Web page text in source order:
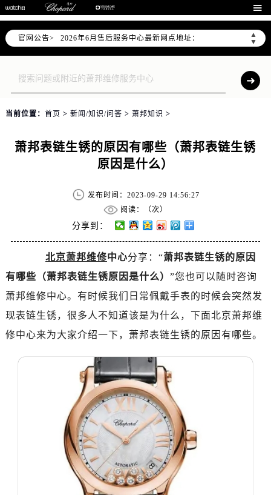

官网公告>
▲
▼
2026年6月北京市售后服务网络优化升级公告
2026年6月北京市官方售后客户服务热线：
2026年6月售后服务中心最新网点地址：
北京市东城区东长安街1号东方广场写字楼W3座6层602室（需提前预约）
北京市朝阳区建国门外大街甲6号华熙国际中心写字楼D座11层1102室（需提前预约）
北京市朝阳区建国门外大街甲6号华熙国际中心D座11层1102室售后服务中心（需提前预约）
当前位置： 首页 > 新闻/知识/问答 > 萧邦知识 >
萧邦表链生锈的原因有哪些（萧邦表链生锈
原因是什么）
发布时间：2023-09-29 14:56:27
阅读：（次）
分享到：
北京萧邦维修中心分享：“萧邦表链生锈的原因
有哪些（萧邦表链生锈原因是什么） ”您也可以随时咨询
萧邦维修中心。有时候我们日常佩戴手表的时候会突然发
现表链生锈，很多人不知道该是为什么，下面北京萧邦维
修中心来为大家介绍一下，萧邦表链生锈的原因有哪些。